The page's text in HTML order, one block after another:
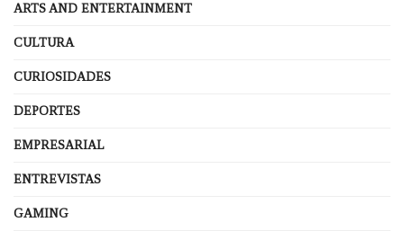
ARTS AND ENTERTAINMENT
CULTURA
CURIOSIDADES
DEPORTES
EMPRESARIAL
ENTREVISTAS
GAMING